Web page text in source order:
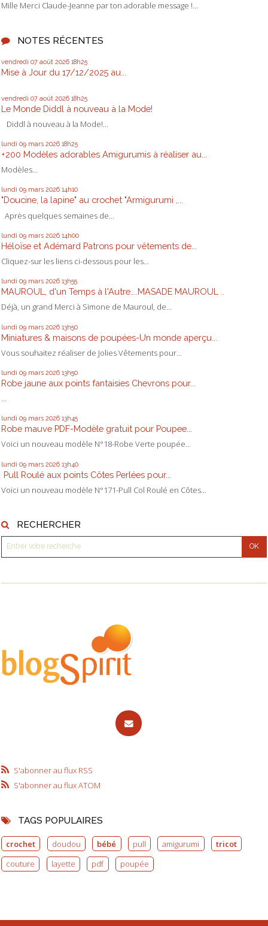
Mille Merci Claude-Jeanne par ton adorable message !...
NOTES RÉCENTES
vendredi 07 août 2026 18h25
Mise à Jour du 17/12/2025 au...
vendredi 07 août 2026 18h25
Le Monde Diddl à nouveau à la Mode!
Diddl à nouveau à la Mode!...
lundi 09 mars 2026 18h25
+200 Modèles adorables Amigurumis à réaliser au...
Modèles...
lundi 09 mars 2026 14h10
"Doucine, la lapine" au crochet "Armigurumi ,...
Après quelques semaines de...
lundi 09 mars 2026 14h00
Héloïse et Adémard Patrons pour vêtements de...
Cliquez-sur les liens ci-dessous pour les...
lundi 09 mars 2026 13h55
MAUROUL, d'un Temps à l'Autre....MASADE MAUROUL ..
Déjà, un grand Merci à Simone de Mauroul, de...
lundi 09 mars 2026 13h50
Miniatures & maisons de poupées-Un monde aperçu...
Vous souhaitez réaliser de Jolies Vêtements pour...
lundi 09 mars 2026 13h50
Robe jaune aux points fantaisies Chevrons pour...
...
lundi 09 mars 2026 13h45
Robe mauve PDF-Modèle gratuit pour Poupee...
Voici un nouveau modèle N°18-Robe Verte poupée...
lundi 09 mars 2026 13h40
Pull Roulé aux points Côtes Perlées pour...
Voici un nouveau modèle N°171-Pull Col Roulé en Côtes...
RECHERCHER
S'abonner au flux RSS
S'abonner au flux ATOM
TAGS POPULAIRES
crochet doudou bébé pull amigurumi
tricot
couture
layette pdf poupée